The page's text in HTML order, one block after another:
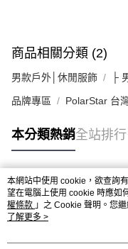
商品相關分類 (2)
男款戶外│休閒服飾 ├
品牌專區 PolarStar 台
本分類熱銷全站排行
熱門標籤
本網站中使用 cookie，欲查詢
望在電腦上使用 cookie 時應如
權條款 」之 Cookie 聲明。您
用條款之 Cookie 聲明使用
了解更多 >